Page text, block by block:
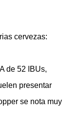
cervezas:
de 52 IBUs,
presentar
se nota muy